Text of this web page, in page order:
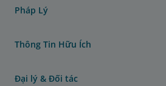
Pháp Lý
Thông Tin Hữu Ích
Đại lý & Đối tác